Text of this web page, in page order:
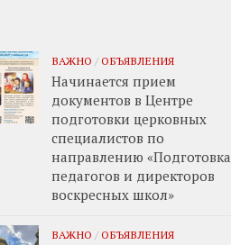
ВАЖНО / ОБЪЯВЛЕНИЯ
Начинается прием
документов в Центре
подготовки церковных
специалистов по
направлению «Подготовка
педагогов и директоров
воскресных школ»
ВАЖНО / ОБЪЯВЛЕНИЯ